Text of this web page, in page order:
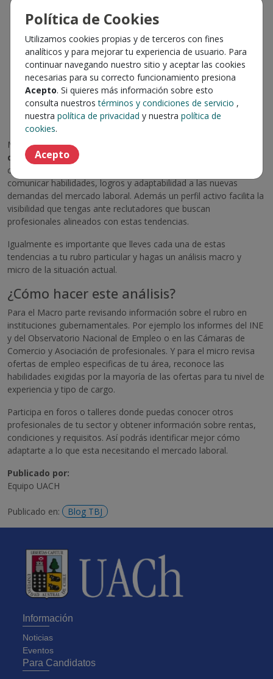
una tendencia crítica para el desarrollo profesional en los
Enfoque en Sostenibilidad y Responsabilidad Social:
compromiso con la sostenibilidad y prácticas de
responsabilidad social corporativa se consolidará. Y será
una estrategia para atraer talento y reforzar la reputación
de la empresa. Recursos Humanos jugará un rol clave en
capacitar a los empleados en prácticas sostenibles y en
liderar proyectos que minimicen el impacto ambiental.
Mantener unCV actualizado y un perfil activo en portales
de empleo como Trabajando.com y redes profesionales
como LinkedIn será crucial en este contexto; pues podrás
comunicar habilidades, logros y adaptabilidad a las nuevas
demandas del mercado laboral. Además un perfil activo facilita la
visibilidad que tengas ante reclutadores que buscan
profesionales alineados con estas tendencias.
Igualmente es importante que lleves cada una de estas
tendencias a tu rubro particular y hagas un análisis macro y
micro de la situación actual.
¿Cómo hacer este análisis?
Para el Macro parte revisando información sobre el rubro en
instituciones gubernamentales. Por ejemplo los informes del INE
y del Observatorio Nacional de Empleo o en las Cámaras de
Comercio y Asociación de profesionales. Y para el micro revisa
ofertas de empleo especificas de tu área, reconoce las
habilidades exigidas por la mayoría de las ofertas para tu nivel de
experiencia y tipo de cargo.
Participa en foros o talleres donde puedas conocer otros
profesionales de tu sector y obtener información sobre rentas,
condiciones y requisitos. Así podrás identificar mejor cómo
adaptarte a lo que esta necesitando el mercado laboral.
Publicado por:
Equipo UACH
Publicado en: Blog TBJ
Política de Cookies
Utilizamos cookies propias y de terceros con fines
analíticos y para mejorar tu experiencia de usuario. Para
continuar navegando nuestro sitio y aceptar las cookies
necesarias para su correcto funcionamiento presiona
Acepto. Si quieres más información sobre esto
consulta nuestrostérminos y condiciones de servicio ,
nuestra política de privacidad y nuestra política de
cookies.
Acepto
Información
Noticias
Eventos
Para Candidatos